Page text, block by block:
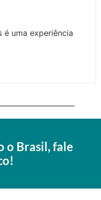
uma experiência
o Brasil, fale